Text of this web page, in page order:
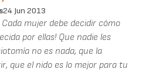
24 Jun 2013
Cada mujer debe decidir cómo
por ellas! Que nadie les
no es nada, que la
que el nido es lo mejor para tu